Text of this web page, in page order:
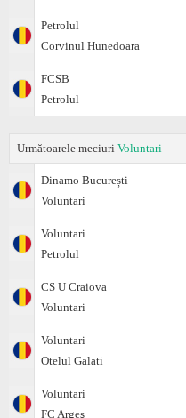
Petrolul
Corvinul Hunedoara
FCSB
Petrolul
Următoarele meciuri Voluntari
Dinamo București
Voluntari
Voluntari
Petrolul
CS U Craiova
Voluntari
Voluntari
Otelul Galati
Voluntari
FC Argeş